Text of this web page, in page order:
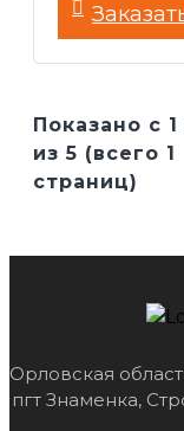
Показано с 1
из 5 (всего 1
страниц)
Орловская
пгт Знаменка,